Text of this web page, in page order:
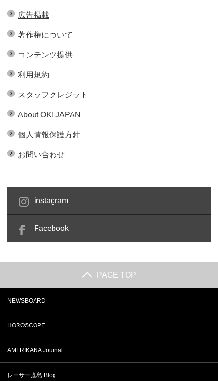
広告掲載
著作権について
コンテンツ提供
利用規約
スタッフクレジット
About OK! JAPAN
個人情報保護方針
お問い合わせ
instagram
Facebook
PAGE TOP
NEWSBOARD
HOROSCOPE
AMERIKANA Journal
レーサー鹿島 Blog